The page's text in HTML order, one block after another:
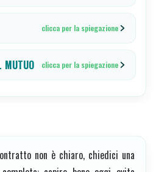
clicca per la spiegazione
MUTUO clicca per la spiegazione
non è chiaro, chiedici una